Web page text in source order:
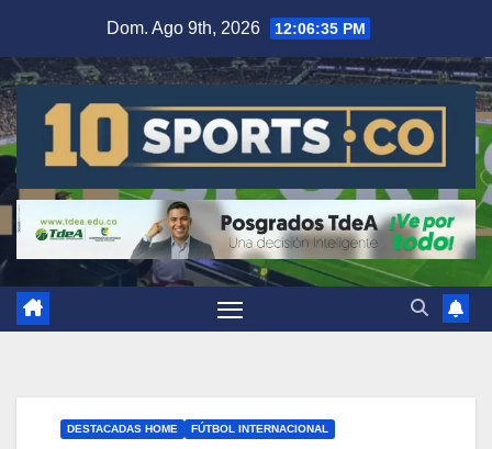
Dom. Ago 9th, 2026 12:06:36 PM
DESTACADAS HOME FÚTBOL INTERNACIONAL